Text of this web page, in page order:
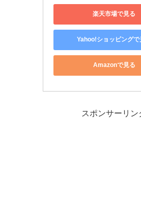
楽天市場で見る
Yahoo!ショッピングで
Amazonで見る
スポンサーリン